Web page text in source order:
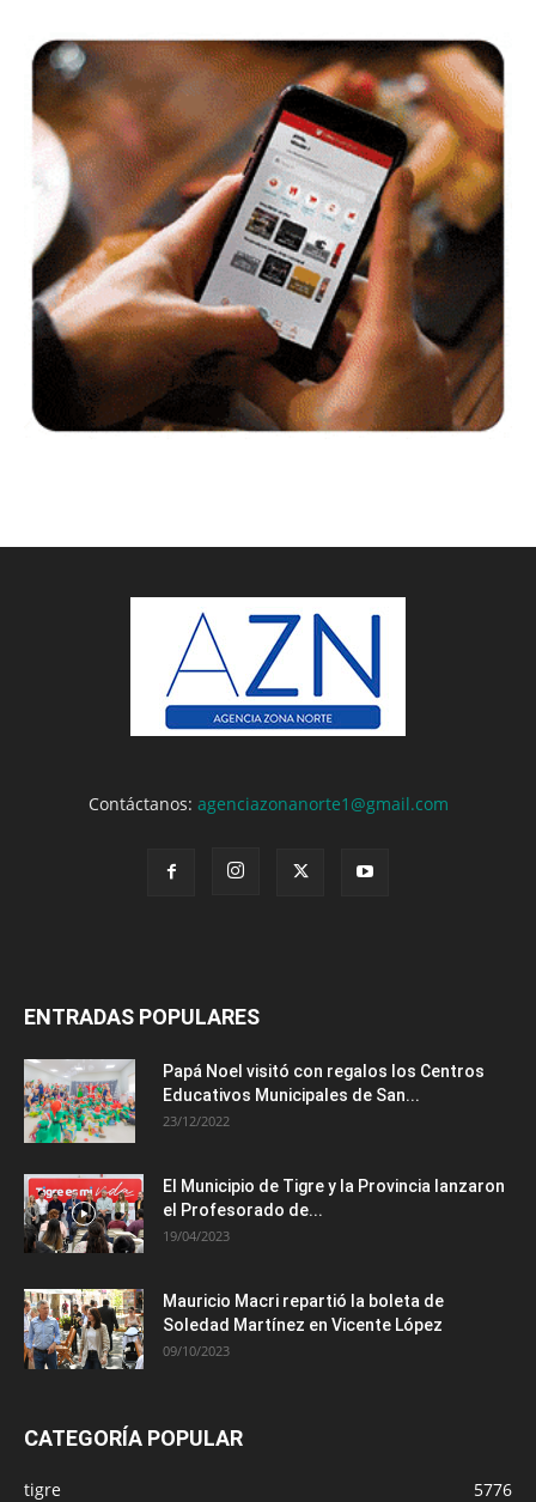
Contáctanos: agenciazonanorte1@gmail.com
ENTRADAS POPULARES
Papá Noel visitó con regalos los Centros
Educativos Municipales de San...
23/12/2022
El Municipio de Tigre y la Provincia lanzaron
el Profesorado de...
19/04/2023
Mauricio Macri repartió la boleta de
Soledad Martínez en Vicente López
09/10/2023
CATEGORÍA POPULAR
tigre 5776